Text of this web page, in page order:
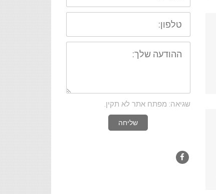
טלפון:
ההודעה
שלך:
שגיאה: מפתח אתר לא תקין.
שליחה